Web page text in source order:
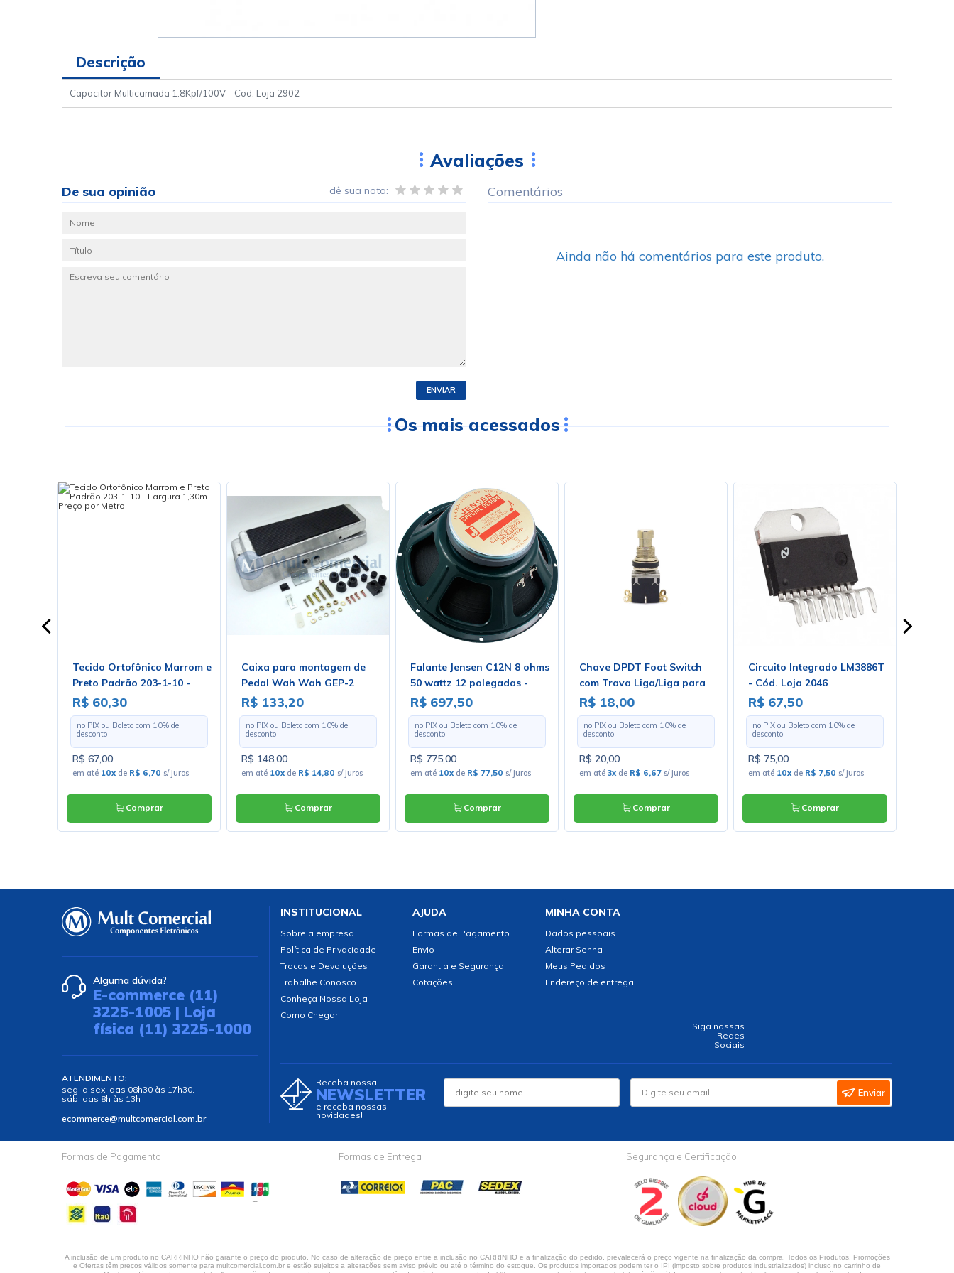
Descrição
Capacitor Multicamada 1.8Kpf/100V - Cod. Loja 2902
Avaliações
De sua opinião dê sua nota:
ENVIAR
Comentários
Ainda não há comentários para este produto.
Os mais acessados
Tecido Ortofônico Marrom e
Preto Padrão 203-1-10 -
Largura 1,30m - Preço por
Metro
R$ 60,30
no PIX ou Boleto com 10% de
desconto
R$ 67,00
em até 10xde R$ 6,70 s/ juros
Comprar
Caixa para montagem de
Pedal Wah Wah GEP-2
R$ 133,20
no PIX ou Boleto com 10% de
desconto
R$ 148,00
em até 10xde R$ 14,80 s/ juros
Comprar
Falante Jensen C12N 8 ohms
50 wattz 12 polegadas -
ZJ06141
R$ 697,50
no PIX ou Boleto com 10% de
desconto
R$ 775,00
em até 10xde R$ 77,50 s/ juros
Comprar
Chave DPDT Foot Switch
com Trava Liga/Liga para
Solda Fio - PBS-24-202
R$ 18,00
no PIX ou Boleto com 10% de
desconto
R$ 20,00
em até 3xde R$ 6,67s/ juros
Comprar
Circuito Integrado LM3886T
- Cód. Loja 2046
R$ 67,50
no PIX ou Boleto com 10% de
desconto
R$ 75,00
em até 10xde R$ 7,50 s/ juros
Comprar
Alguma dúvida?
E-commerce (11)
3225-1005 | Loja
física (11) 3225-1000
ATENDIMENTO:
seg. a sex. das 08h30 às 17h30.
sáb. das 8h às 13h
ecommerce@multcomercial.com.br
INSTITUCIONAL
Sobre a empresa
Política de Privacidade
Trocas e Devoluções
Trabalhe Conosco
Conheça Nossa Loja
Como Chegar
AJUDA
Formas de Pagamento
Envio
Garantia e Segurança
Cotações
MINHA CONTA
Dados pessoais
Alterar Senha
Meus Pedidos
Endereço de entrega
Siga nossas
Redes
Sociais
Receba nossa
NEWSLETTER
e receba nossas
novidades!
Enviar
Formas de Pagamento Formas de Entrega Segurança e Certificação
A inclusão de um produto no CARRINHO não garante o preço do produto. No caso de alteração de preço entre a inclusão no CARRINHO e a finalização do pedido, prevalecerá o preço vigente na finalização da compra. Todos os Produtos, Promoções
e Ofertas têm preços válidos somente para multcomercial.com.br e estão sujeitos a alterações sem aviso prévio ou até o término do estoque. Os produtos importados podem ter o IPI (imposto sobre produtos industrializados) incluso no carrinho de